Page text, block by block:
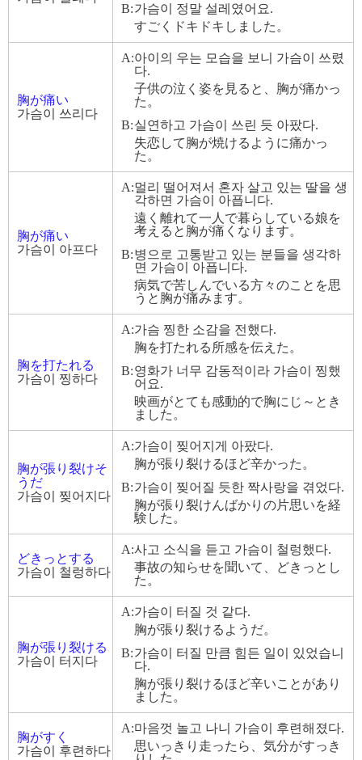
B:가슴이 정말 설레였어요.
すごくドキドキしました。
胸が痛い
가슴이 쓰리다
A:아이의 우는 모습을 보니 가슴이 쓰렸
다.
子供の泣く姿を見ると、胸が痛かっ
た。
B:실연하고 가슴이 쓰린 듯 아팠다.
失恋して胸が焼けるように痛かっ
た。
胸が痛い
가슴이 아프다
A:멀리 떨어져서 혼자 살고 있는 딸을 생
각하면 가슴이 아픕니다.
遠く離れて一人で暮らしている娘を
考えると胸が痛くなります。
B:병으로 고통받고 있는 분들을 생각하
면 가슴이 아픕니다.
病気で苦しんでいる方々のことを思
うと胸が痛みます。
胸を打たれる
가슴이 찡하다
A:가슴 찡한 소감을 전했다.
胸を打たれる所感を伝えた。
B:영화가 너무 감동적이라 가슴이 찡했
어요.
映画がとても感動的で胸にじ～とき
ました。
胸が張り裂けそ
うだ
가슴이 찢어지다
A:가슴이 찢어지게 아팠다.
胸が張り裂けるほど辛かった。
B:가슴이 찢어질 듯한 짝사랑을 겪었다.
胸が張り裂けんばかりの片思いを経
験した。
どきっとする
가슴이 철렁하다
A:사고 소식을 듣고 가슴이 철렁했다.
事故の知らせを聞いて、どきっとし
た。
胸が張り裂ける
가슴이 터지다
A:가슴이 터질 것 같다.
胸が張り裂けるようだ。
B:가슴이 터질 만큼 힘든 일이 있었습니
다.
胸が張り裂けるほど辛いことがあり
ました。
胸がすく
가슴이 후련하다
A:마음껏 놀고 나니 가슴이 후련해졌다.
思いっきり走ったら、気分がすっき